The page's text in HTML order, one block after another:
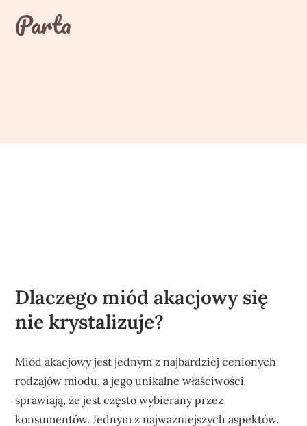
contentParta
Dlaczego miód akacjowy się
nie krystalizuje?
Miód akacjowy jest jednym z najbardziej cenionych
rodzajów miodu, a jego unikalne właściwości
sprawiają, że jest często wybierany przez
konsumentów. Jednym z najważniejszych aspektów,